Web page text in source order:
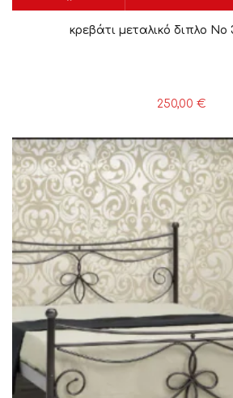
κρεβάτι μεταλικό διπλο Νο
250,00 €